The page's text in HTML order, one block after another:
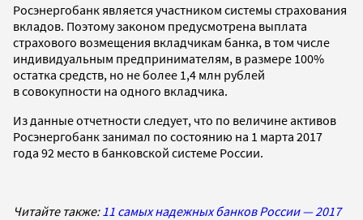
Росэнергобанк является участником системы страхования
вкладов. Поэтому законом предусмотрена выплата
страхового возмещения вкладчикам банка, в том числе
индивидуальным предпринимателям, в размере 100%
остатка средств, но не более 1,4 млн рублей
в совокупности на одного вкладчика.
Из данные отчетности следует, что по величине активов
Росэнергобанк занимал по состоянию на 1 марта 2017
года 92 место в банковской системе России.
Читайте также: 11 самых надежных банков России — 2017